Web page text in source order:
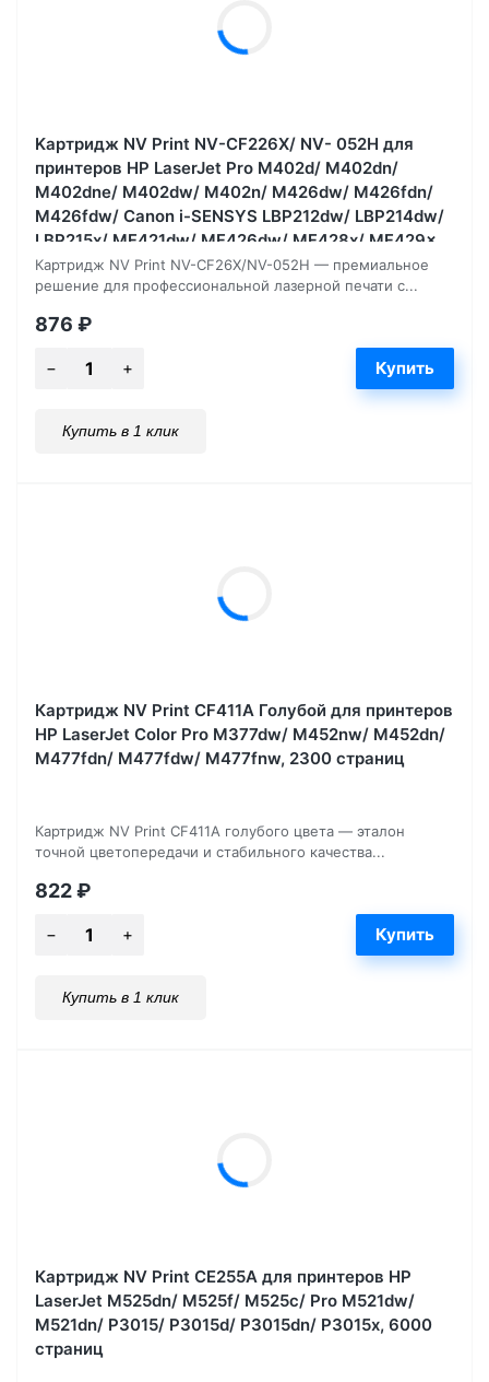
Kартридж NV Print NV-CF226X/ NV- 052H для
принтеров HP LaserJet Pro M402d/ M402dn/
M402dne/ M402dw/ M402n/ M426dw/ M426fdn/
M426fdw/ Canon i-SENSYS LBP212dw/ LBP214dw/
LBP215x/ MF421dw/ MF426dw/ MF428x/ MF429x
9200, страниц
Картридж NV Print NV-CF26X/NV-052H — премиальное
решение для профессиональной лазерной печати с...
876 ₽
Купить в 1 клик
Картридж NV Print CF411A Голубой для принтеров
HP LaserJet Color Pro M377dw/ M452nw/ M452dn/
M477fdn/ M477fdw/ M477fnw, 2300 страниц
Картридж NV Print CF411A голубого цвета — эталон
точной цветопередачи и стабильного качества...
822₽
Купить в 1 клик
Картридж NV Print CE255A для принтеров HP
LaserJet M525dn/ M525f/ M525c/ Pro M521dw/
M521dn/ P3015/ P3015d/ P3015dn/ P3015x, 6000
страниц